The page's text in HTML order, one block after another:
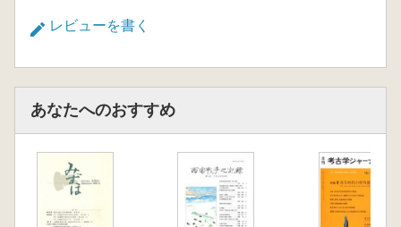
レビューを書く
あなたへのおすすめ